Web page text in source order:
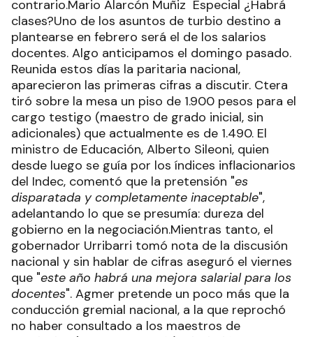
contrario.Mario Alarcón Muñiz Especial ¿Habrá
clases?Uno de los asuntos de turbio destino a
plantearse en febrero será el de los salarios
docentes. Algo anticipamos el domingo pasado.
Reunida estos días la paritaria nacional,
aparecieron las primeras cifras a discutir. Ctera
tiró sobre la mesa un piso de 1.900 pesos para el
cargo testigo (maestro de grado inicial, sin
adicionales) que actualmente es de 1.490. El
ministro de Educación, Alberto Sileoni, quien
desde luego se guía por los índices inflacionarios
del Indec, comentó que la pretensión "es
disparatada y completamente inaceptable",
adelantando lo que se presumía: dureza del
gobierno en la negociación.Mientras tanto, el
gobernador Urribarri tomó nota de la discusión
nacional y sin hablar de cifras aseguró el viernes
que "este año habrá una mejora salarial para los
docentes". Agmer pretende un poco más que la
conducción gremial nacional, a la que reprochó
no haber consultado a los maestros de